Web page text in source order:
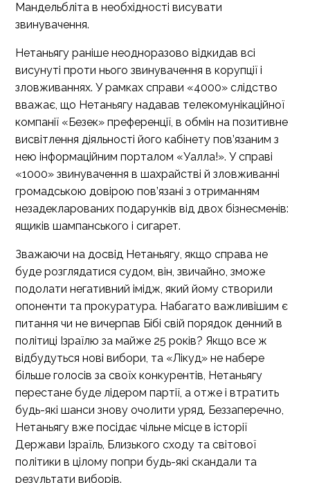
Мандельбліта в необхідності висувати
звинувачення.
Нетаньягу раніше неодноразово відкидав всі
висунуті проти нього звинувачення в корупції і
зловживаннях. У рамках справи «4000» слідство
вважає, що Нетаньягу надавав телекомунікаційної
компанії «Безек» преференції, в обмін на позитивне
висвітлення діяльності його кабінету пов’язаним з
нею інформаційним порталом «Уалла!». У справі
«1000» звинувачення в шахрайстві й зловживанні
громадською довірою пов’язані з отриманням
незадекларованих подарунків від двох бізнесменів:
ящиків шампанського і сигарет.
Зважаючи на досвід Нетаньягу, якщо справа не
буде розглядатися судом, він, звичайно, зможе
подолати негативний імідж, який йому створили
опоненти та прокуратура. Набагато важливішим є
питання чи не вичерпав Бібі свій порядок денний в
політиці Ізраїлю за майже 25 років? Якщо все ж
відбудуться нові вибори, та «Лікуд» не набере
більше голосів за своїх конкурентів, Нетаньягу
перестане буде лідером партії, а отже і втратить
будь-які шанси знову очолити уряд. Беззаперечно,
Нетаньягу вже посідає чільне місце в історії
Держави Ізраїль, Близького сходу та світової
політики в цілому попри будь-які скандали та
результати виборів.